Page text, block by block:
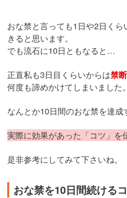
おな禁と言っても1日や2日く
きると思います。
でも流石に10日ともなると…
正直私も3日目くらいからは禁
何度も諦めかけてしまいました。
なんとか10日間のおな禁を達成
実際に効果があった「コツ」を
是非参考にしてみて下さいね。
おな禁を10日間続ける